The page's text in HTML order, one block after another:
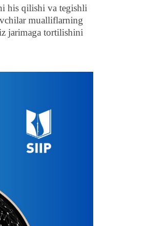
his qilishi va tegishli
mualliflarning
jarimaga tortilishini